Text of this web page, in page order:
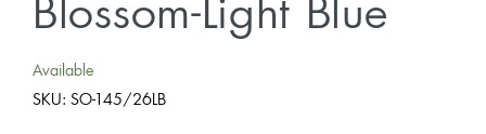
Blossom-Light Blue
Available
SKU: SO-145/26LB